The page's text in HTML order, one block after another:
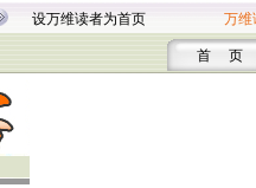
设万维读者为首页 万维
首 页